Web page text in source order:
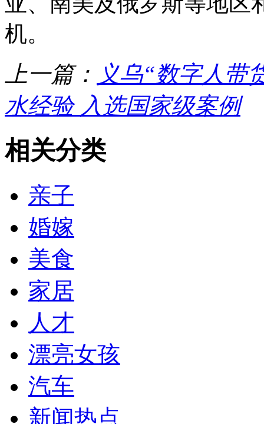
机。
上一篇： 义乌“数字人带
水经验 入选国家级案例
相关分类
亲子
婚嫁
美食
家居
人才
漂亮女孩
汽车
新闻热点